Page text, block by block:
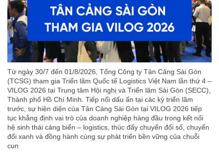
Từ ngày 30/7 đến 01/8/2026, Tổng Công ty Tân Cảng Sài Gòn
(TCSG) tham gia Triển lãm Quốc tế Logistics Việt Nam lần thứ 4 –
VILOG 2026 tại Trung tâm Hội nghị và Triển lãm Sài Gòn (SECC),
Thành phố Hồ Chí Minh. Tiếp nối dấu ấn tại các kỳ triển lãm
trước, sự hiện diện của Tân Cảng Sài Gòn tại VILOG 2026 tiếp
tục khẳng định vai trò của doanh nghiệp hàng đầu trong kết nối
hệ sinh thái cảng biển – logistics, thúc đẩy chuyển đổi số, chuyển
đổi xanh và đồng hành cùng sự phát triển bền vững của chuỗi
cun